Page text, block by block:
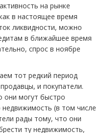
на рынке
в настоящее время
ликвидности, можно
в ближайшее время
спрос в ноябре
тот редкий период
и покупатели.
они могут быстро
(в том числе
рады тому, что они
ту недвижимость,